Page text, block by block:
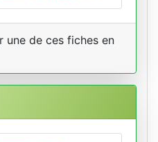
une de ces fiches en